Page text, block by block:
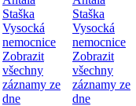
Staška
Vysocká
nemocnice
Zobrazit
všechny
záznamy ze
dne
Staška
Vysocká
nemocnice
Zobrazit
všechny
záznamy ze
dne